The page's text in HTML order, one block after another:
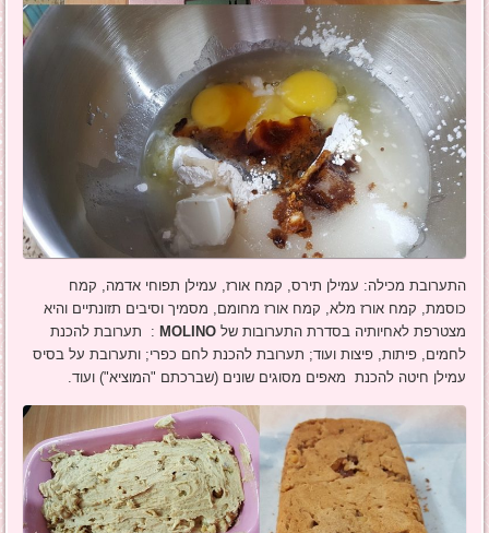
התערובת מכילה: עמילן תירס, קמח אורז, עמילן תפוחי אדמה, קמח
כוסמת, קמח אורז מלא, קמח אורז מחומם, מסמיך וסיבים תזונתיים והיא
מצטרפת לאחיותיה בסדרת התערובות שלMOLINO : תערובת להכנת
לחמים, פיתות, פיצות ועוד; תערובת להכנת לחם כפרי; ותערובת על בסיס
עמילן חיטה להכנת מאפים מסוגים שונים (שברכתם "המוציא") ועוד.